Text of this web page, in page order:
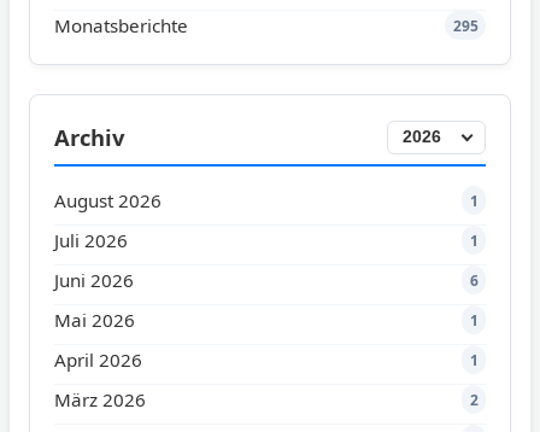
Monatsberichte 295
Archiv
August 2026 1
Juli 2026 1
Juni 2026 6
Mai 2026 1
April 2026 1
März 2026 2